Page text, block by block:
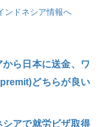
ら日本に送金、ワ
どちらが良い
アで就労ビザ取得